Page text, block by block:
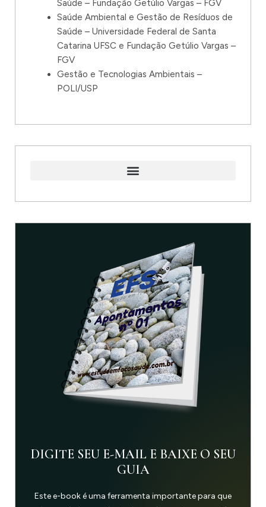
Saúde – Fundação Getúlio Vargas – FGV
Saúde Ambiental e Gestão de Resíduos de
Saúde – Universidade Federal de Santa
Catarina UFSC e Fundação Getúlio Vargas –
FGV
Gestão e Tecnologias Ambientais –
POLI/USP
DIGITE SEU E-MAIL E BAIXE O SEU
GUIA
Este e-book é uma ferramenta importante para que